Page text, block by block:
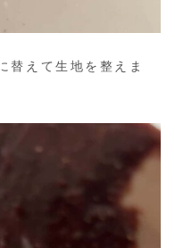
替えて生地を整えま